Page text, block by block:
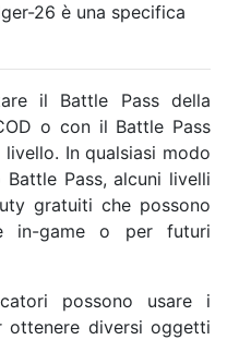
26 è una specifica
il Battle Pass della
o con il Battle Pass
In qualsiasi modo
Pass, alcuni livelli
gratuiti che possono
in-game o per futuri
possono usare i
diversi oggetti